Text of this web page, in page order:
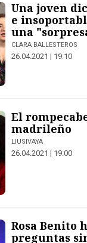
Una joven
e
una
CLARA BALLESTEROS
26.04.2021 | 19:10
El
madrileño
LIUSIVAYA
26.04.2021 | 19:00
Rosa Benito
preguntas